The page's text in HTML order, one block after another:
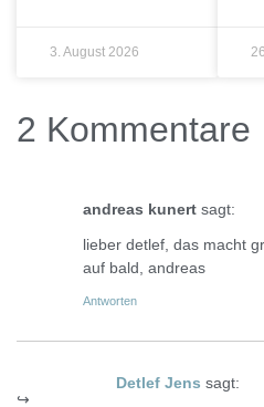
3. August 2026
2 Kommentare
andreas kunert sagt:
lieber detlef, das macht
auf bald, andreas
Antworten
Detlef Jens sagt: